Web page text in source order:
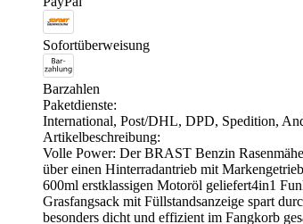
Sofortüberweisung
Barzahlen
Paketdienste:
International, Post/DHL, DPD, Spedition,
Artikelbeschreibung:
Volle Power: Der BRAST Benzin
über einen Hinterradantrieb mit
600ml erstklassigen Motoröl geliefert4in1
Grasfangsack mit Füllstandsanzeige spart
besonders dicht und effizient im Fangkorb